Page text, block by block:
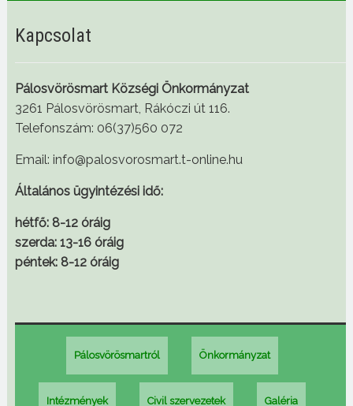
Kapcsolat
Pálosvörösmart Községi Önkormányzat
3261 Pálosvörösmart, Rákóczi út 116.
Telefonszám: 06(37)560 072
Email: info@palosvorosmart.t-online.hu
Általános ügyintézési idő:
hétfő: 8-12 óráig
szerda: 13-16 óráig
péntek: 8-12 óráig
Pálosvörösmartról Önkormányzat
Intézmények Civil szervezetek Galéria